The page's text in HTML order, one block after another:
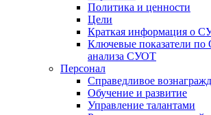
Политика и ценности
Цели
Краткая информация о
Ключевые показатели по
анализа СУОТ
Персонал
Справедливое
Обучение и развитие
Управление талантами